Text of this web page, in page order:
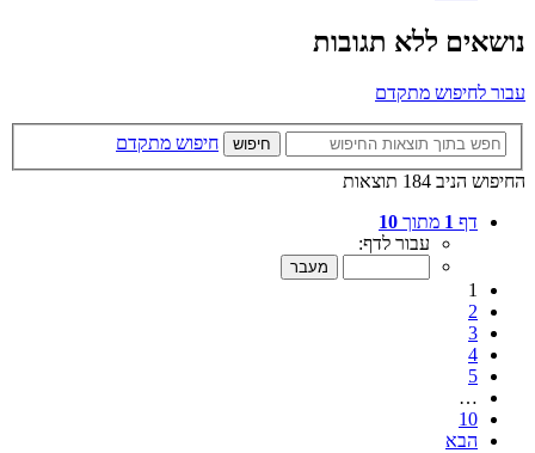
נושאים ללא תגובות
עבור לחיפוש מתקדם
חיפוש
חיפוש מתקדם
החיפוש הניב 184 תוצאות
דף 1 מתוך 10
עבור לדף:
1
2
3
4
5
…
10
הבא